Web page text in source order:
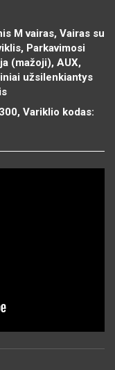
M vairas, Vairas su
Parkavimosi
(mažoji), AUX,
užsilenkiantys
Variklio kodas: